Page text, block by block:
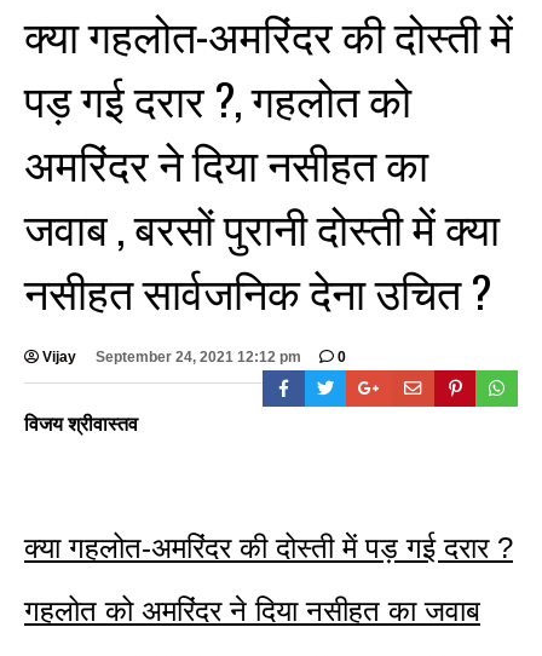
क्या गहलोत-अमरिंदर की दोस्ती में
पड़ गई दरार ?, गहलोत को
अमरिंदर ने दिया नसीहत का
जवाब , बरसों पुरानी दोस्ती में क्या
नसीहत सार्वजनिक देना उचित ?
Vijay September 24, 2021 12:12 pm 0
विजय श्रीवास्तव
क्या गहलोत-अमरिंदर की दोस्ती में पड़ गई दरार ?
गहलोत को अमरिंदर ने दिया नसीहत का जवाब